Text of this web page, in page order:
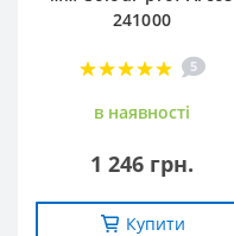
241000
5
в наявностi
1 246 грн.
Купити